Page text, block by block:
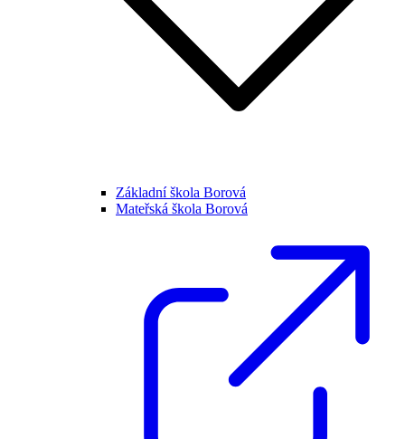
Základní škola Borová
Mateřská škola Borová